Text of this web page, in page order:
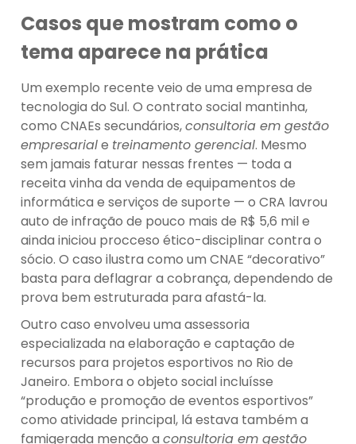
Casos que mostram como o
tema aparece na prática
Um exemplo recente veio de uma empresa de
tecnologia do Sul. O contrato social mantinha,
como CNAEs secundários,consultoria em gestão
empresariale treinamento gerencial. Mesmo
sem jamais faturar nessas frentes — toda a
receita vinha da venda de equipamentos de
informática e serviços de suporte — o CRA lavrou
auto de infração de pouco mais de R$ 5,6 mil e
ainda iniciou procceso ético-disciplinar contra o
sócio. O caso ilustra como um CNAE “decorativo”
basta para deflagrar a cobrança, dependendo de
prova bem estruturada para afastá-la.
Outro caso envolveu uma assessoria
especializada na elaboração e captação de
recursos para projetos esportivos no Rio de
Janeiro. Embora o objeto social incluísse
“produção e promoção de eventos esportivos”
como atividade principal, lá estava também a
famigerada menção a consultoria em gestão